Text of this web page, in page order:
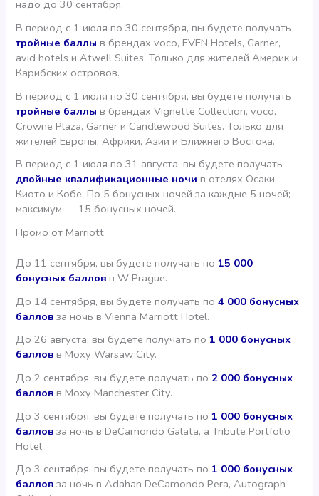
надо до 30 сентября.
В период с 1 июля по 30 сентября, вы будете получать
тройные баллыв брендах voco, EVEN Hotels, Garner,
avid hotels и Atwell Suites. Только для жителей Америк и
Карибских островов.
В период с 1 июля по 30 сентября, вы будете получать
тройные баллы в брендах Vignette Collection, voco,
Crowne Plaza, Garner и Candlewood Suites. Только для
жителей Европы, Африки, Азии и Ближнего Востока.
В период с 1 июля по 31 августа, вы будете получать
двойные квалификационные ночи в отелях Осаки,
Киото и Кобе. По 5 бонусных ночей за каждые 5 ночей;
максимум — 15 бонусных ночей.
Промо от Marriott
До 11 сентября, вы будете получать по15 000
бонусных баллов в W Prague.
До 14 сентября, вы будете получать по4 000 бонусных
баллов за ночь в Vienna Marriott Hotel.
До 26 августа, вы будете получать по1 000 бонусных
баллов в Moxy Warsaw City.
До 2 сентября, вы будете получать по 2 000 бонусных
баллов в Moxy Manchester City.
До 3 сентября, вы будете получать по1 000 бонусных
баллов за ночь в DeCamondo Galata, a Tribute Portfolio
Hotel.
До 3 сентября, вы будете получать по1 000 бонусных
балловза ночь в Adahan DeCamondo Pera, Autograph